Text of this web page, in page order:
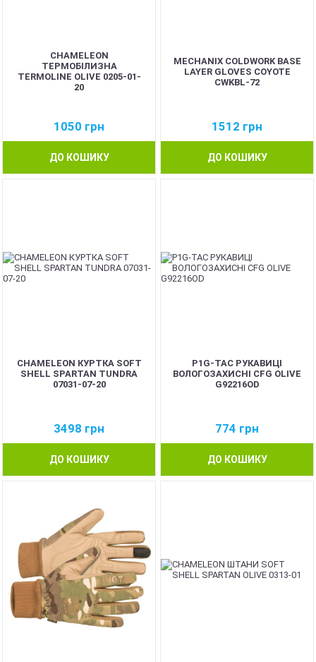
CHAMELEON
ТЕРМОБІЛИЗНА
TERMOLINE OLIVE 0205-01-
20
1050 грн
ДО КОШИКУ
MECHANIX COLDWORK BASE
LAYER GLOVES COYOTE
CWKBL-72
1512 грн
ДО КОШИКУ
CHAMELEON КУРТКА SOFT
SHELL SPARTAN TUNDRA
07031-07-20
3498 грн
ДО КОШИКУ
P1G-TAC РУКАВИЦІ
ВОЛОГОЗАХИСНІ CFG OLIVE
G92216OD
774 грн
ДО КОШИКУ